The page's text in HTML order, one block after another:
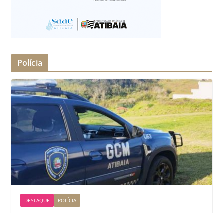
Polícia
DESTAQUE POLÍCIA